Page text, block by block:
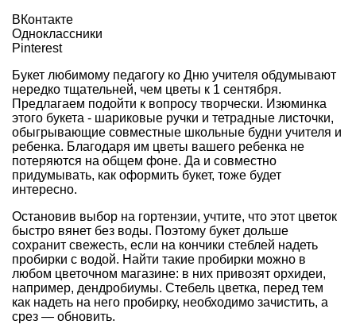
ВКонтакте
Одноклассники
Pinterest
Букет любимому педагогу ко Дню учителя обдумывают
нередко тщательней, чем цветы к 1 сентября.
Предлагаем подойти к вопросу творчески. Изюминка
этого букета - шариковые ручки и тетрадные листочки,
обыгрывающие совместные школьные будни учителя и
ребенка. Благодаря им цветы вашего ребенка не
потеряются на общем фоне. Да и совместно
придумывать, как оформить букет, тоже будет
интересно.
Остановив выбор на гортензии, учтите, что этот цветок
быстро вянет без воды. Поэтому букет дольше
сохранит свежесть, если на кончики стеблей надеть
пробирки с водой. Найти такие пробирки можно в
любом цветочном магазине: в них привозят орхидеи,
например, дендробиумы. Стебель цветка, перед тем
как надеть на него пробирку, необходимо зачистить, а
срез — обновить.